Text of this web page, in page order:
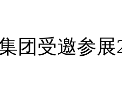
团受邀参